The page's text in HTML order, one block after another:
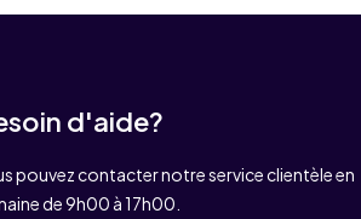
d'aide?
pouvez contacter notre service clientèle en
de 9h00 à 17h00.